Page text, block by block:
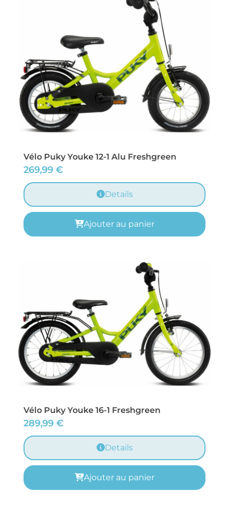
Vélo Puky Youke 12-1 Alu Freshgreen
269,99 €
Details
Ajouter au panier
Vélo Puky Youke 16-1 Freshgreen
289,99 €
Details
Ajouter au panier